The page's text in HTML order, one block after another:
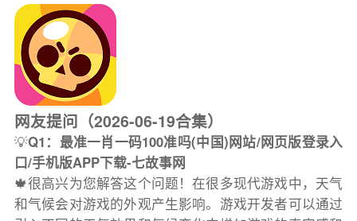
网友提问（2026-06-19合集）
💡Q1：最准一肖一码100准吗(中国)网站/网页版登录入
口/手机版APP下载-七故事网
🍁很高兴为您解答这个问题！在很多现代游戏中，天气
和气候会对游戏的外观产生影响。游戏开发者可以通过